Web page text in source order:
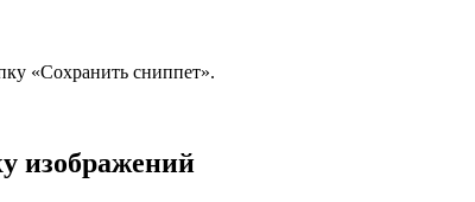
«Сохранить сниппет».
изображений